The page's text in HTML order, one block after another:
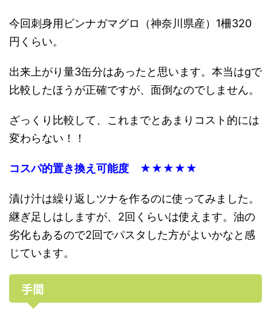
今回刺身用ビンナガマグロ（神奈川県産）1柵320
円くらい。
出来上がり量3缶分はあったと思います。本当はgで
比較したほうが正確ですが、面倒なのでしません。
ざっくり比較して、これまでとあまりコスト的には
変わらない！！
コスパ的置き換え可能度 ★★★★★
漬け汁は繰り返しツナを作るのに使ってみました。
継ぎ足しはしますが、2回くらいは使えます。油の
劣化もあるので2回でパスタした方がよいかなと感
じています。
手間